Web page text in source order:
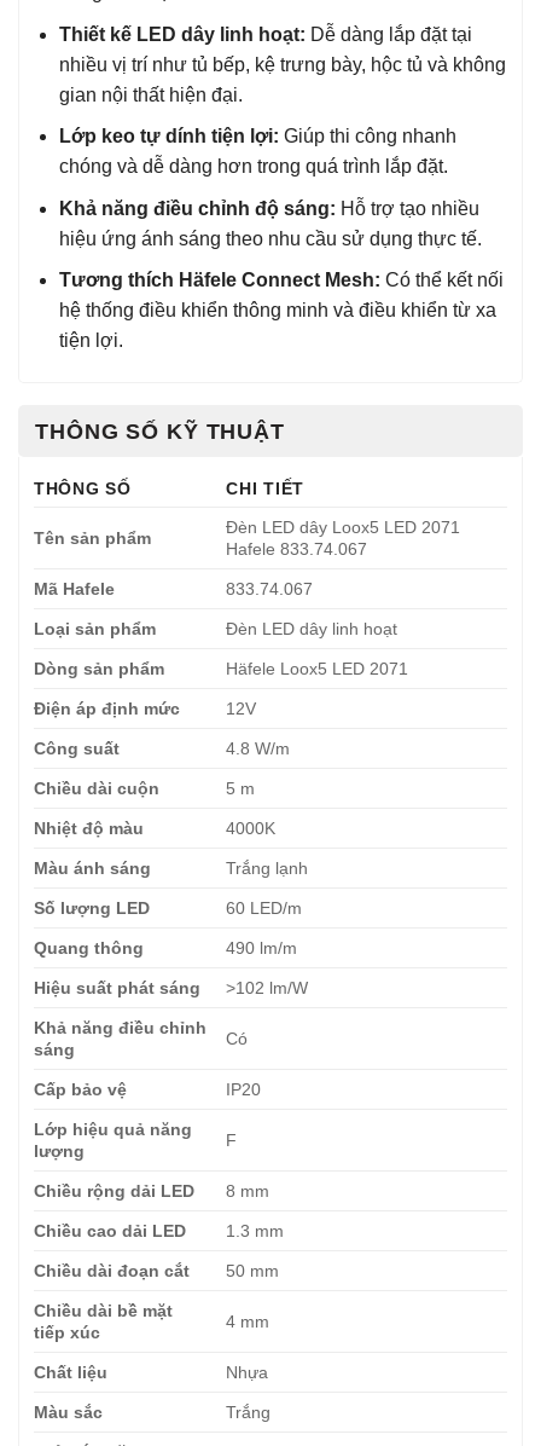
Thiết kế LED dây linh hoạt: Dễ dàng lắp đặt tại
nhiều vị trí như tủ bếp, kệ trưng bày, hộc tủ và không
gian nội thất hiện đại.
Lớp keo tự dính tiện lợi: Giúp thi công nhanh
chóng và dễ dàng hơn trong quá trình lắp đặt.
Khả năng điều chỉnh độ sáng: Hỗ trợ tạo nhiều
hiệu ứng ánh sáng theo nhu cầu sử dụng thực tế.
Tương thích Häfele Connect Mesh: Có thể kết nối
hệ thống điều khiển thông minh và điều khiển từ xa
tiện lợi.
THÔNG SỐ KỸ THUẬT
THÔNG SỐ CHI TIẾT
Tên sản phẩm
Đèn LED dây Loox5 LED 2071
Hafele 833.74.067
Mã Hafele 833.74.067
Loại sản phẩm Đèn LED dây linh hoạt
Dòng sản phẩm Häfele Loox5 LED 2071
Điện áp định mức 12V
Công suất 4.8 W/m
Chiều dài cuộn 5 m
Nhiệt độ màu 4000K
Màu ánh sáng Trắng lạnh
Số lượng LED 60 LED/m
Quang thông 490 lm/m
Hiệu suất phát sáng >102 lm/W
Khả năng điều chỉnh
sáng
Có
Cấp bảo vệ IP20
Lớp hiệu quả năng
lượng
F
Chiều rộng dải LED 8 mm
Chiều cao dải LED 1.3 mm
Chiều dài đoạn cắt 50 mm
Chiều dài bề mặt
tiếp xúc
4 mm
Chất liệu Nhựa
Màu sắc Trắng